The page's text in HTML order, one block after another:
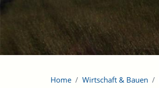
Home Wirtschaft & Bauen